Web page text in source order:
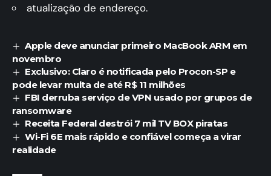
atualização de endereço.
Apple deve anunciar primeiro MacBook ARM em
novembro
Exclusivo: Claro é notificada pelo Procon-SP e
pode levar multa de até R$ 11 milhões
FBI derruba serviço de VPN usado por grupos de
ransomware
Receita Federal destrói 7 mil TV BOX piratas
Wi-Fi 6E mais rápido e confiável começa a virar
realidade